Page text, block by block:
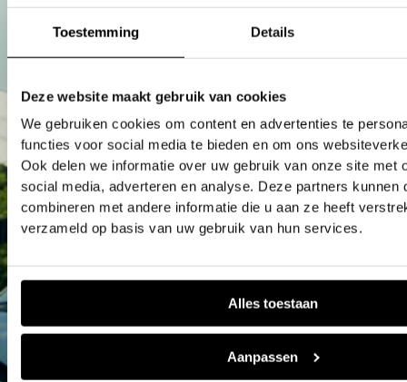
Toestemming Details
Deze website maakt gebruik van cookies
We gebruiken cookies om content en advertenties te
functies voor social media te bieden en om ons
Ook delen we informatie over uw gebruik van onze site met
social media, adverteren en analyse. Deze partners kunnen
combineren met andere informatie die u aan ze heeft
verzameld op basis van uw gebruik van hun services.
Alles toestaan
Aanpassen